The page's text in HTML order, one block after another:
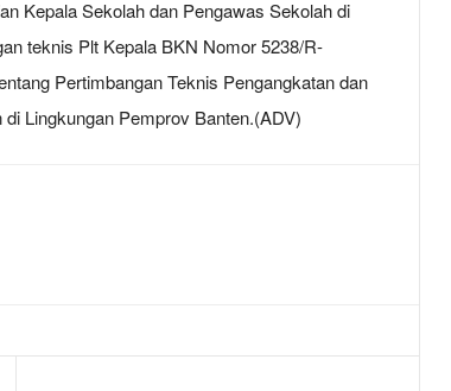
Kepala Sekolah dan Pengawas Sekolah di
teknis Plt Kepala BKN Nomor 5238/R-
Pertimbangan Teknis Pengangkatan dan
Lingkungan Pemprov Banten.(ADV)